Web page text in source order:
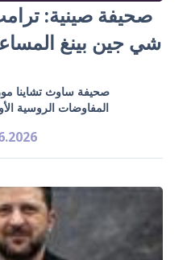
صحيفة صينية:
شي جين بينغ
صحيفة ساوث تشاينا
المفاوضات الروسية